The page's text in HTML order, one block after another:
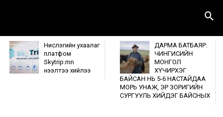
Нислэгийн ухаалаг
платфом
Skytrip.mn
нээлтээ хийлээ
ДАРМА БАТБАЯР:
ЧИНГИСИЙН
МОНГОЛ
ХҮЧИРХЭГ
БАЙСАН НЬ 5-6 НАСТАЙДАА
МОРЬ УНАЖ, ЭР ЗОРИГИЙН
СУРГУУЛЬ ХИЙДЭГ БАЙСНЫХ